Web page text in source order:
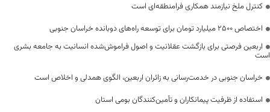
کنترل ملخ نیازمند همکاری فرامنطقه‌ای است
اختصاص 2500 میلیارد تومان برای توسعه راه‌های دوبانده خراسان جنوبی
اربعین فرصتی برای بازگشت عقلانیت و اصول فراموش‌شده انسانیت به جامعه بشری
است
خراسان جنوبی در خدمت‌رسانی به زائران اربعین، الگوی همدلی و اخلاص است
استفاده از ظرفیت پیمانکاران و تأمین‌کنندگان بومی استان